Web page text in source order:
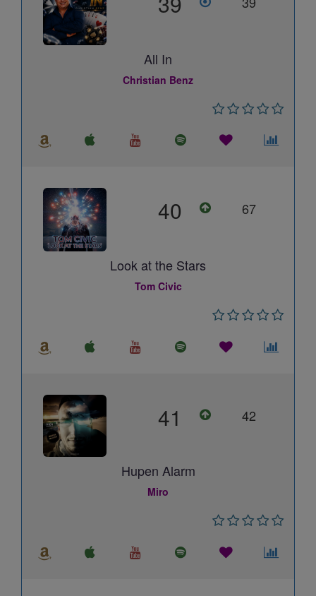
All In
Christian Benz
40 67
Look at the Stars
Tom Civic
41 42
Hupen Alarm
Miro